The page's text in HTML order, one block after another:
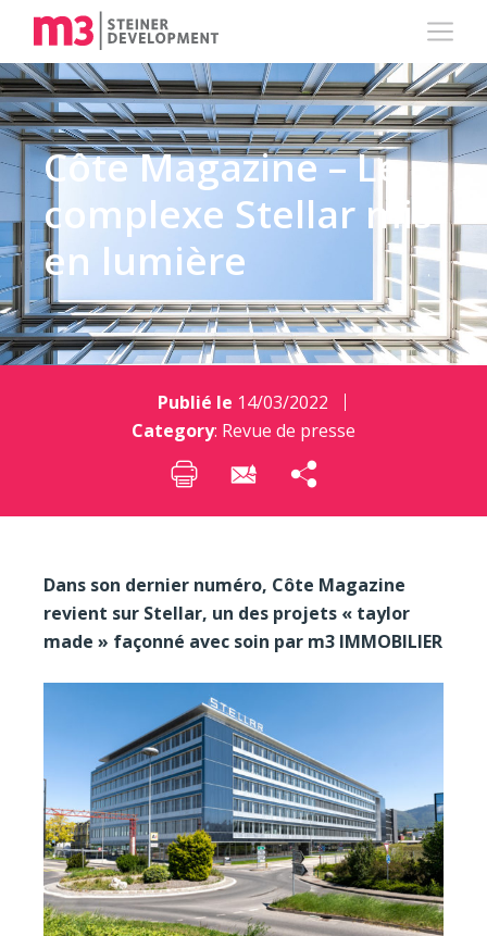
Côte Magazine – Le
complexe Stellar mis
en lumière
Publié le 14/03/2022
Category: Revue de presse
Dans son dernier numéro, Côte Magazine
revient sur Stellar, un des projets « taylor
made » façonné avec soin par m3 IMMOBILIER